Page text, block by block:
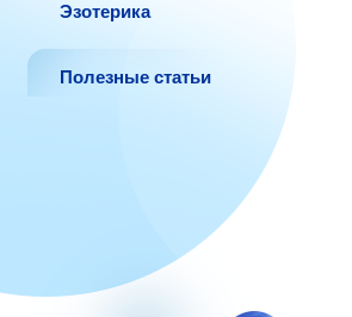
Эзотерика
Полезные статьи